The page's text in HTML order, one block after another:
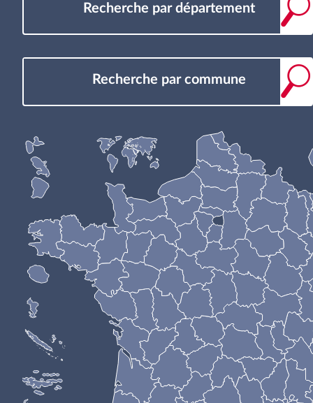
Recherche par département
Recherche par commune